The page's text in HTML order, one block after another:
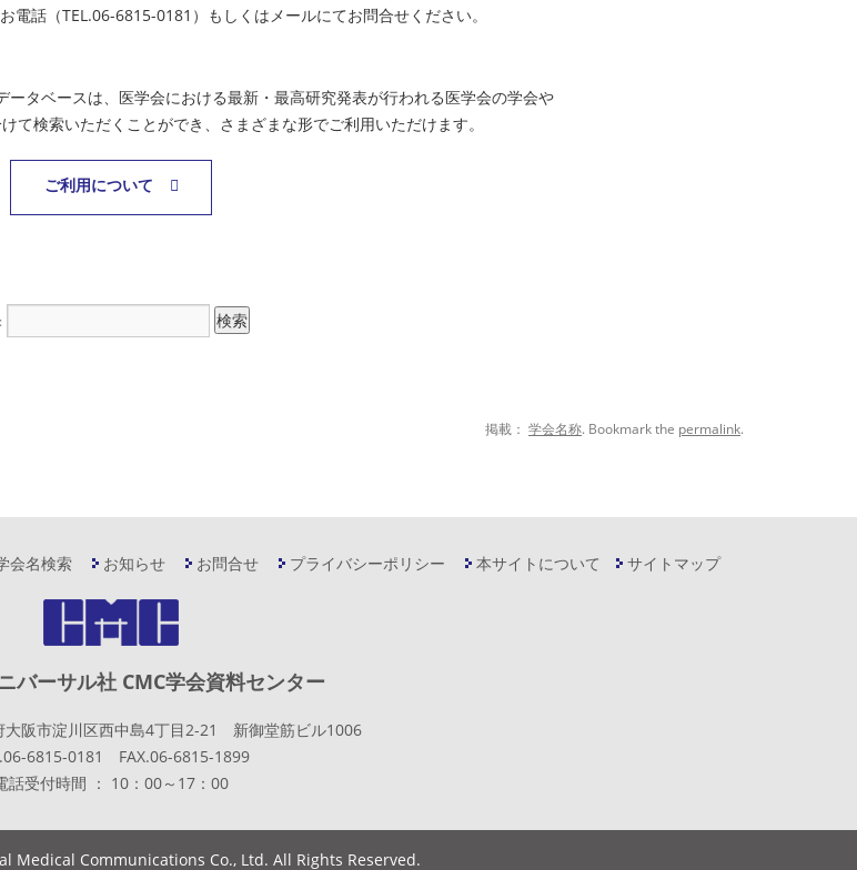
電話（TEL.06-6815-0181）もしくはメールにてお問合せください。
タベースは、医学会における最新・最高研究発表が行われる医学会の学会や
て検索いただくことができ、さまざまな形でご利用いただけます。
ご利用について
掲載： 学会名称. Bookmark the permalink.
会名検索 お知らせ お問合せ プライバシーポリシー 本サイトについて サイトマップ
バーサル社 CMC学会資料センター
阪市淀川区西中島4丁目2-21 新御堂筋ビル1006
6815-0181 FAX.06-6815-1899
話受付時間 ： 10：00～17：00
Medical Communications Co., Ltd. All Rights Reserved.